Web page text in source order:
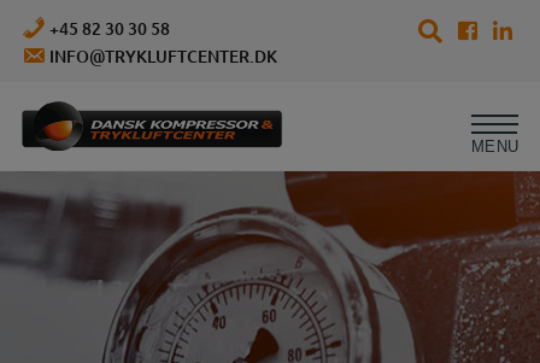
+45 82 30 30 58
INFO@TRYKLUFTCENTER.DK